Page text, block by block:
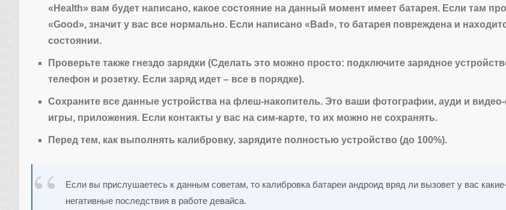
«Health» вам будет написано, какое состояние на данный момент имеет батарея. Если там
«Good», значит у вас все нормально. Если написано «Bad», то батарея повреждена и
состоянии.
Проверьте также гнездо зарядки (Сделать это можно просто: подключите зарядное
телефон и розетку. Если заряд идет – все в порядке).
Сохраните все данные устройства на флеш-накопитель. Это ваши фотографии, ауди и
игры, приложения. Если контакты у вас на сим-карте, то их можно не сохранять.
Перед тем, как выполнять калибровку, зарядите полностью устройство (до 100%).
Если вы прислушаетесь к данным советам, то калибровка батареи андроид вряд ли вызовет у вас
негативные последствия в работе девайса.